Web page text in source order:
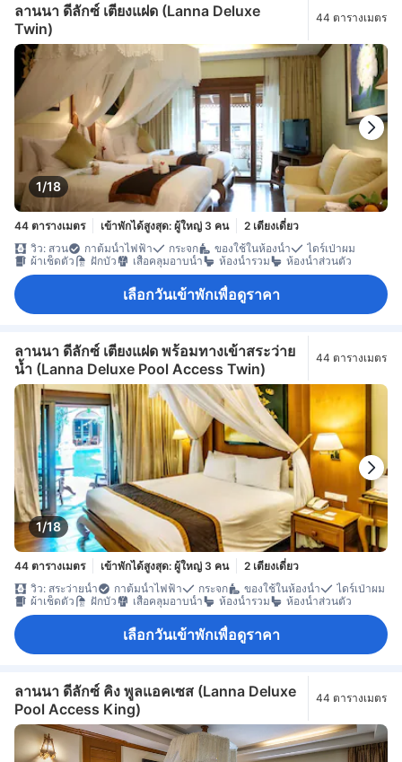
ลานนา ดีลักซ์ เตียงแฝด (Lanna Deluxe
Twin)
44 ตารางเมตร
1/18
44 ตารางเมตร เข้าพักได้สูงสุด: ผู้ใหญ่ 3 คน
2 เตียงเดี่ยว
วิว: สวน
กาต้มน้ำไฟฟ้า กระจก ของใช้ในห้องน้ำ
ไดร์เป่าผม
ผ้าเช็ดตัว
ฝักบัว เสื้อคลุมอาบน้ำ ห้องน้ำรวม ห้องน้ำส่วนตัว
เลือกวันเข้าพักเพื่อดูราคา
ลานนา ดีลักซ์ เตียงแฝด พร้อมทางเข้าสระว่าย
น้ำ (Lanna Deluxe Pool Access Twin)
44 ตารางเมตร
1/18
44 ตารางเมตร เข้าพักได้สูงสุด: ผู้ใหญ่ 3 คน
2 เตียงเดี่ยว
วิว: สระว่ายน้ำ
กาต้มน้ำไฟฟ้า กระจก ของใช้ในห้องน้ำ
ไดร์เป่าผม
ผ้าเช็ดตัว
ฝักบัว เสื้อคลุมอาบน้ำ ห้องน้ำรวม ห้องน้ำส่วนตัว
เลือกวันเข้าพักเพื่อดูราคา
ลานนา ดีลักซ์ คิง พูลแอคเซส (Lanna Deluxe
Pool Access King)
44 ตารางเมตร